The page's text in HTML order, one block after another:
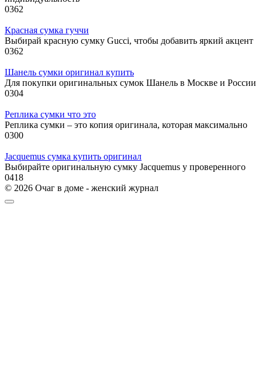
0362
Красная сумка гуччи
Выбирай красную сумку Gucci, чтобы добавить яркий акцент
0362
Шанель сумки оригинал купить
Для покупки оригинальных сумок Шанель в Москве и России
0304
Реплика сумки что это
Реплика сумки – это копия оригинала, которая максимально
0300
Jacquemus сумка купить оригинал
Выбирайте оригинальную сумку Jacquemus у проверенного
0418
© 2026 Очаг в доме - женский журнал